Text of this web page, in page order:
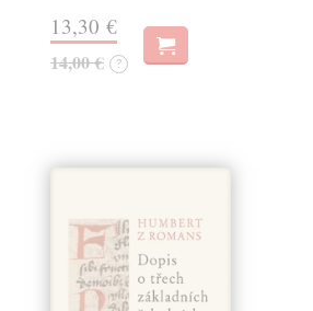
13,30 €
14,00 € ?